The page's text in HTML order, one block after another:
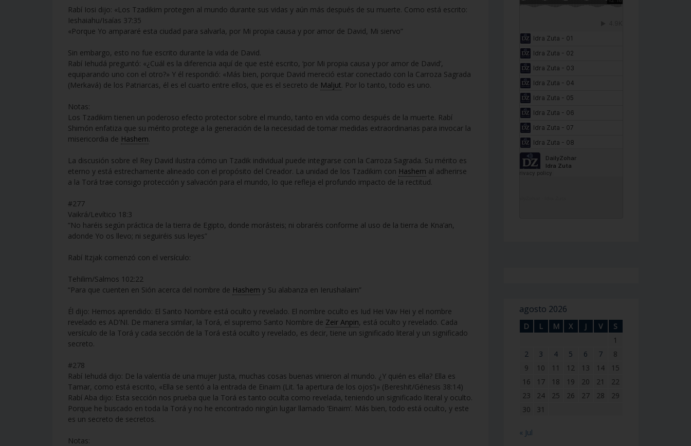
Rabí Iosi dijo: «Los Tzadikim protegen al mundo durante sus vidas y aún más después de su muerte. Como está escrito:
Ieshaiahu/Isaías 37:35
«Porque Yo ampararé esta ciudad para salvarla, por Mi propia causa y por amor de David, Mi siervo”
Sin embargo, esto no fue escrito durante la vida de David.
Rabí Iehudá preguntó: «¿Cuál es la diferencia aquí de que esté escrito, ‘por Mi propia causa y por amor de David’,
equiparando uno con el otro?» Y él respondió: «Más bien, porque David mereció estar conectado con la Carroza Sagrada
(Merkavá) de los Patriarcas, él es el cuarto entre ellos, que es el secreto de Maljut. Por lo tanto, todo es uno.
Notas:
Los Tzadikim tienen un poderoso efecto protector sobre el mundo, tanto en vida como después de la muerte. Rabí
Shimón enfatiza que su mérito protege a la generación de la necesidad de tomar medidas extraordinarias para invocar la
misericordia de Hashem.
La discusión sobre el Rey David ilustra cómo un Tzadik individual puede integrarse con la Carroza Sagrada. Su mérito es
eterno y está estrechamente alineado con el propósito del Creador. La unidad de los Tzadikim con Hashem al adherirse
a la Torá trae consigo protección y salvación para el mundo, lo que refleja el profundo impacto de la rectitud.
#277
Vaikrá/Levítico 18:3
“No haréis según práctica de la tierra de Egipto, donde morásteis; ni obraréis conforme al uso de la tierra de Kna’an,
adonde Yo os llevo; ni seguiréis sus leyes”
Rabí Itzjak comenzó con el versículo:
Tehilim/Salmos 102:22
“Para que cuenten en Sión acerca del nombre de Hashem y Su alabanza en Ierushalaim”
Él dijo: Hemos aprendido: El Santo Nombre está oculto y revelado. El nombre oculto es Iud Hei Vav Hei y el nombre
revelado es AD’NI. De manera similar, la Torá, el supremo Santo Nombre de Zeir Anpin, está oculto y revelado. Cada
versículo de la Torá y cada sección de la Torá está oculto y revelado, es decir, tiene un significado literal y un significado
secreto.
#278
Rabí Iehudá dijo: De la valentía de una mujer Justa, muchas cosas buenas vinieron al mundo. ¿Y quién es ella? Ella es
Tamar, como está escrito, «Ella se sentó a la entrada de Einaim (Lit. ‘la apertura de los ojos’)» (Bereshit/Génesis 38:14)
Rabí Aba dijo: Esta sección nos prueba que la Torá es tanto oculta como revelada, teniendo un significado literal y oculto.
Porque he buscado en toda la Torá y no he encontrado ningún lugar llamado ‘Einaim’. Más bien, todo está oculto, y este
es un secreto de secretos.
Notas:
agosto 2026
D L M X J V
S
1
2
3 4 5 6 7
8
9
10 11 12 13 14
15
16
17 18 19 20 21
22
23
24 25 26 27 28
29
30
31
« Jul